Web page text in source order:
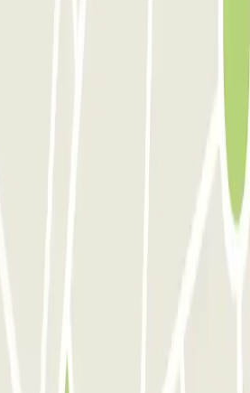
a Vigo
interessarti vicino a
Pizarro
di Vigo (VGO)
Milano